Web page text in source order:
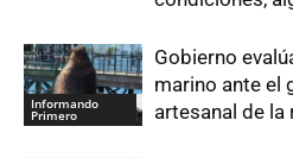
Informando
Primero
Gobierno
marino ante el
artesanal de la